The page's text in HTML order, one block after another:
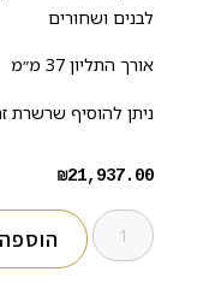
לבנים ושחורים
אורך התליון 37 מ״מ
ניתן להוסיף שרשרת
₪21,937.00